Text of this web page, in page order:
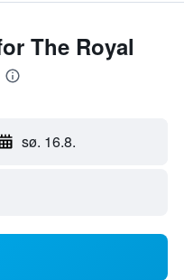
The Royal
sø. 16.8.